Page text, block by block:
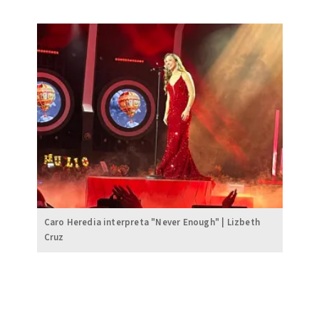
Caro Heredia interpreta "Never Enough" | Lizbeth
Cruz